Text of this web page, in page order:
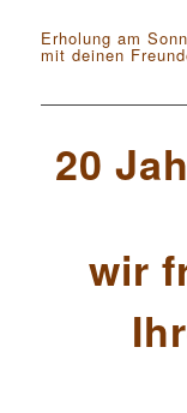
Erholung am
mit deinen
20
wir